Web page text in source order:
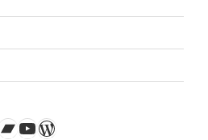
Bandcamp
YouTube
WordPress